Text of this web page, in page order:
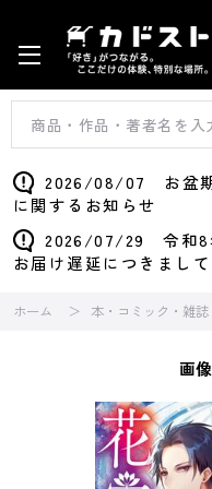
2026/08/07 お盆期
に関するお知らせ
2026/07/29 令和8
お届け遅延につきまして
ホーム 本・コミック・雑誌
画